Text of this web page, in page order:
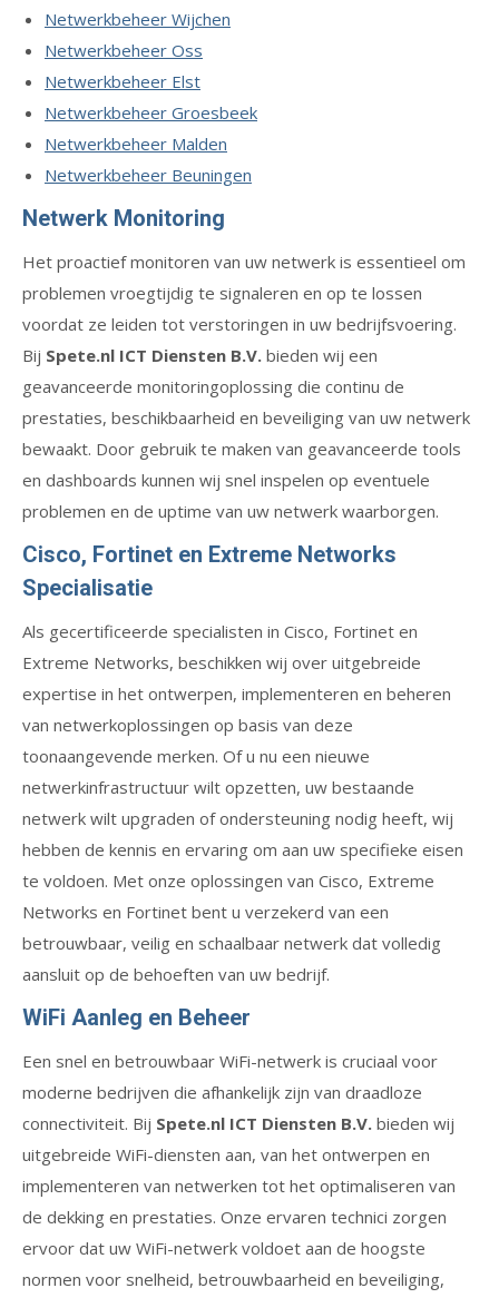
Netwerkbeheer Wijchen
Netwerkbeheer Oss
Netwerkbeheer Elst
Netwerkbeheer Groesbeek
Netwerkbeheer Malden
Netwerkbeheer Beuningen
Netwerk Monitoring
Het proactief monitoren van uw netwerk is essentieel om
problemen vroegtijdig te signaleren en op te lossen
voordat ze leiden tot verstoringen in uw bedrijfsvoering.
Bij Spete.nl ICT Diensten B.V. bieden wij een
geavanceerde monitoringoplossing die continu de
prestaties, beschikbaarheid en beveiliging van uw netwerk
bewaakt. Door gebruik te maken van geavanceerde tools
en dashboards kunnen wij snel inspelen op eventuele
problemen en de uptime van uw netwerk waarborgen.
Cisco, Fortinet en Extreme Networks
Specialisatie
Als gecertificeerde specialisten in Cisco, Fortinet en
Extreme Networks, beschikken wij over uitgebreide
expertise in het ontwerpen, implementeren en beheren
van netwerkoplossingen op basis van deze
toonaangevende merken. Of u nu een nieuwe
netwerkinfrastructuur wilt opzetten, uw bestaande
netwerk wilt upgraden of ondersteuning nodig heeft, wij
hebben de kennis en ervaring om aan uw specifieke eisen
te voldoen. Met onze oplossingen van Cisco, Extreme
Networks en Fortinet bent u verzekerd van een
betrouwbaar, veilig en schaalbaar netwerk dat volledig
aansluit op de behoeften van uw bedrijf.
WiFi Aanleg en Beheer
Een snel en betrouwbaar WiFi-netwerk is cruciaal voor
moderne bedrijven die afhankelijk zijn van draadloze
connectiviteit. Bij Spete.nl ICT Diensten B.V. bieden wij
uitgebreide WiFi-diensten aan, van het ontwerpen en
implementeren van netwerken tot het optimaliseren van
de dekking en prestaties. Onze ervaren technici zorgen
ervoor dat uw WiFi-netwerk voldoet aan de hoogste
normen voor snelheid, betrouwbaarheid en beveiliging,